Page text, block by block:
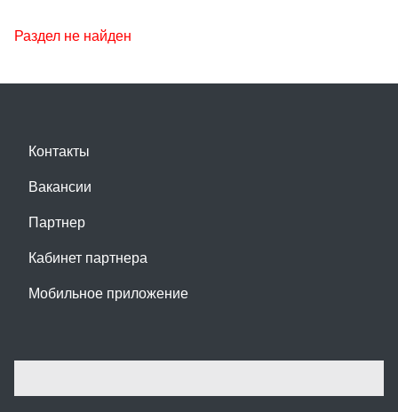
Раздел не найден
Контакты
Вакансии
Партнер
Кабинет партнера
Мобильное приложение